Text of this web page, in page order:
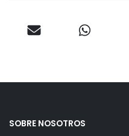
SOBRE NOSOTROS